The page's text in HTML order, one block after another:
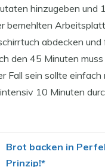
hinzugeben und
bemehlten
abdecken
den 45 Minuten
Fall sein sollte
10 Minuten
Brot backen in
Prinzip!*